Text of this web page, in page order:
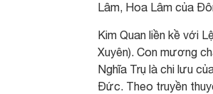
Lâm, Hoa Lâm của
Kim Quan liền kề với
Xuyên). Con mương
Nghĩa Trụ là chi lưu
Đức. Theo truyền